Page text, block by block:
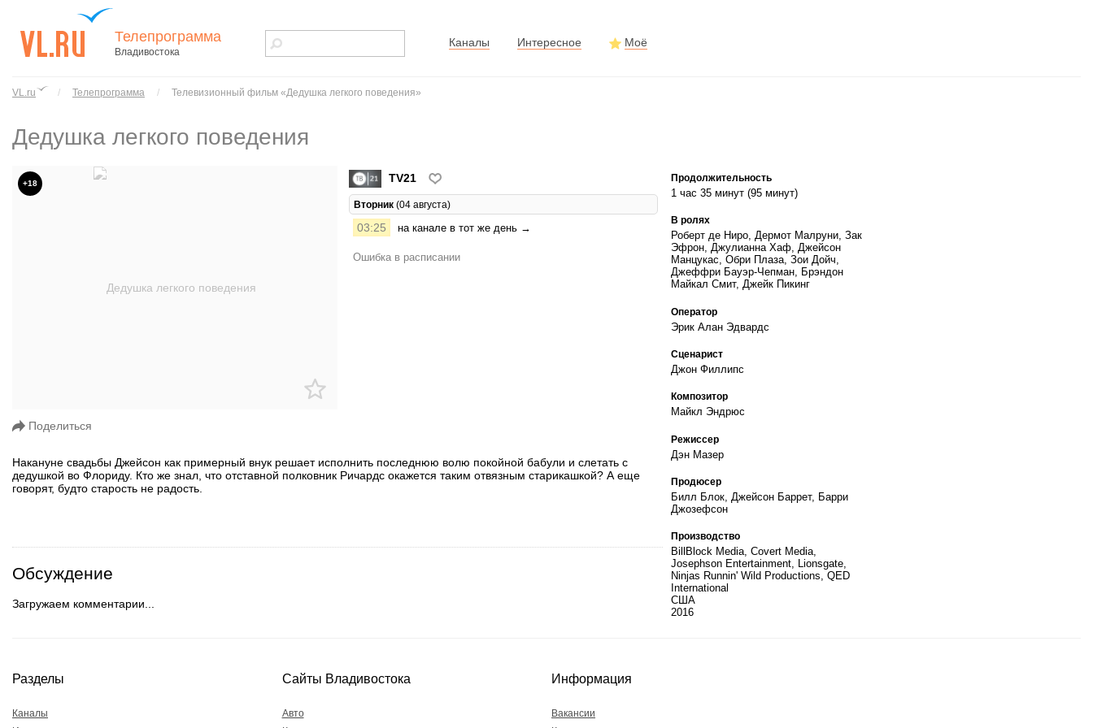
города
Владивостока
Телепрограмма
Владивостока
Каналы Интересное Моё
VL.ru / Телепрограмма / Телевизионный фильм «Дедушка легкого поведения»
Дедушка легкого поведения
+18
Поделиться
TV21
Вторник (04 августа)
03:25 на канале в тот же день →
Ошибка в расписании
Накануне свадьбы Джейсон как примерный внук решает исполнить последнюю волю покойной бабули и слетать с
дедушкой во Флориду. Кто же знал, что отставной полковник Ричардс окажется таким отвязным старикашкой? А еще
говорят, будто старость не радость.
Продолжительность
1 час 35 минут (95 минут)
В ролях
Роберт де Ниро, Дермот Малруни, Зак
Эфрон, Джулианна Хаф, Джейсон
Манцукас, Обри Плаза, Зои Дойч,
Джеффри Бауэр-Чепман, Брэндон
Майкал Смит, Джейк Пикинг
Оператор
Эрик Алан Эдвардс
Сценарист
Джон Филлипс
Композитор
Майкл Эндрюс
Режиссер
Дэн Мазер
Продюсер
Билл Блок, Джейсон Баррет, Барри
Джозефсон
Производство
BillBlock Media, Covert Media,
Josephson Entertainment, Lionsgate,
Ninjas Runnin' Wild Productions, QED
International
США
2016
Обсуждение
Загружаем комментарии...
Разделы
Каналы
Сайты Владивостока
Авто
Информация
Вакансии